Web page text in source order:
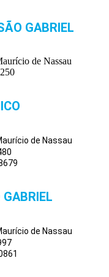
GABRIEL
de Nassau
de Nassau
de Nassau